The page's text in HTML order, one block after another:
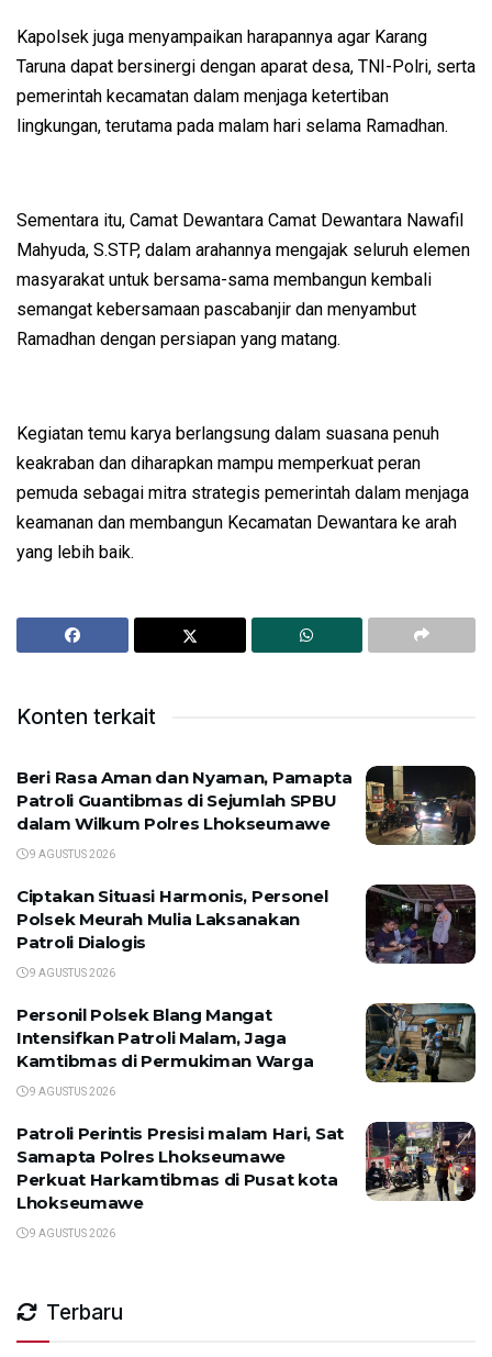
Kapolsek juga menyampaikan harapannya agar Karang
Taruna dapat bersinergi dengan aparat desa, TNI-Polri, serta
pemerintah kecamatan dalam menjaga ketertiban
lingkungan, terutama pada malam hari selama Ramadhan.
Sementara itu, Camat Dewantara Camat Dewantara Nawafil
Mahyuda, S.STP, dalam arahannya mengajak seluruh elemen
masyarakat untuk bersama-sama membangun kembali
semangat kebersamaan pascabanjir dan menyambut
Ramadhan dengan persiapan yang matang.
Kegiatan temu karya berlangsung dalam suasana penuh
keakraban dan diharapkan mampu memperkuat peran
pemuda sebagai mitra strategis pemerintah dalam menjaga
keamanan dan membangun Kecamatan Dewantara ke arah
yang lebih baik.
Konten terkait
Beri Rasa Aman dan Nyaman, Pamapta
Patroli Guantibmas di Sejumlah SPBU
dalam Wilkum Polres Lhokseumawe
9 AGUSTUS 2026
Ciptakan Situasi Harmonis, Personel
Polsek Meurah Mulia Laksanakan
Patroli Dialogis
9 AGUSTUS 2026
Personil Polsek Blang Mangat
Intensifkan Patroli Malam, Jaga
Kamtibmas di Permukiman Warga
9 AGUSTUS 2026
Patroli Perintis Presisi malam Hari, Sat
Samapta Polres Lhokseumawe
Perkuat Harkamtibmas di Pusat kota
Lhokseumawe
9 AGUSTUS 2026
Terbaru